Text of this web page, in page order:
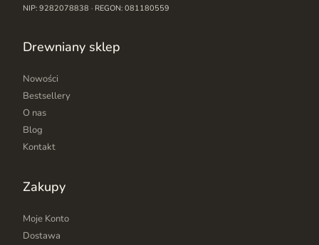
NIP: 9282078838 · REGON: 081180559
Drewniany sklep
Nowości
Bestsellery
O nas
Blog
Kontakt
Zakupy
Moje Konto
Dostawa